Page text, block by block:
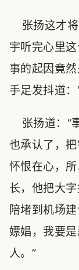
张扬这才将
宇听完心里
事的起因竟
手足发抖道
张扬道：“
也承认了，
怀恨在心，
长，他把大
陪堵到机场
嫖娼，我要
人。”